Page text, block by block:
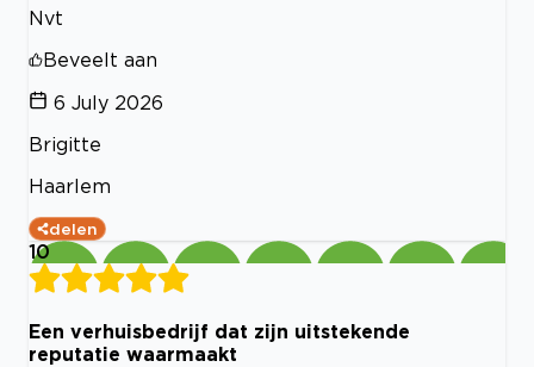
Nvt
Beveelt aan
6 July 2026
Brigitte
Haarlem
delen
10
Een verhuisbedrijf dat zijn uitstekende
reputatie waarmaakt